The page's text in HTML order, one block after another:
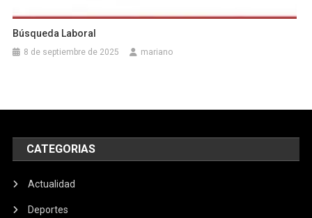
Búsqueda Laboral
8 de septiembre de 2025 mariano
CATEGORIAS
Actualidad
Deportes